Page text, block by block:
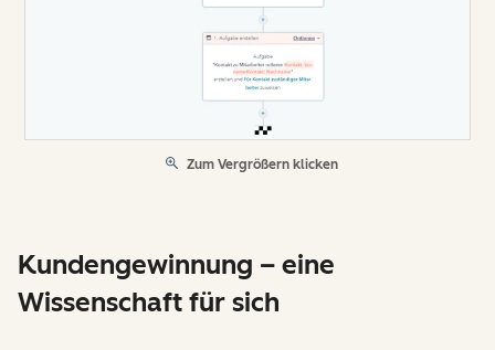
Zum Vergrößern klicken
Kundengewinnung – eine
Wissenschaft für sich